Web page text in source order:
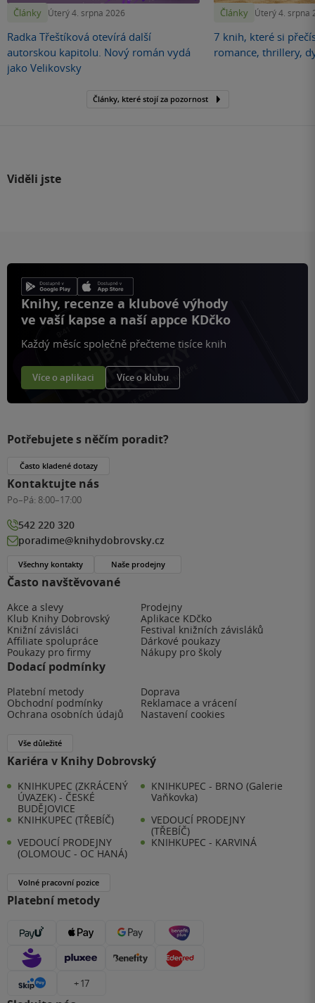
Články Úterý 4. srpna 2026
Radka Třeštíková otevírá další
autorskou kapitolu. Nový román vydá
jako Velikovsky
Články Úterý 4. srpna
7 knih, které si
romance, thrillery,
Články, které stojí za pozornost
Viděli jste
Knihy, recenze a klubové výhody
ve vaší kapse a naší appce KDčko
Každý měsíc společně přečteme tisíce knih
Více o aplikaci Více o klubu
Často navštěvované
Akce a slevy
Prodejny
Klub Knihy Dobrovský
Aplikace KDčko
Knižní závisláci
Festival knižních závisláků
Affiliate spolupráce
Dárkové poukazy
Poukazy pro firmy
Nákupy pro školy
Dodací podmínky
Platební metody
Doprava
Obchodní podmínky
Reklamace a vrácení
Ochrana osobních údajů
Nastavení cookies
Vše důležité
Kariéra v Knihy Dobrovský
KNIHKUPEC (ZKRÁCENÝ
ÚVAZEK) - ČESKÉ
BUDĚJOVICE
KNIHKUPEC - BRNO (Galerie
Vaňkovka)
KNIHKUPEC (TŘEBÍČ)
VEDOUCÍ PRODEJNY
(TŘEBÍČ)
VEDOUCÍ PRODEJNY
(OLOMOUC - OC HANÁ)
KNIHKUPEC - KARVINÁ
Volné pracovní pozice
Platební metody
+ 17
Potřebujete s něčím poradit?
Často kladené dotazy
Kontaktujte nás
Po–Pá: 8:00–17:00
542 220 320
poradime@knihydobrovsky.cz
Všechny kontakty Naše prodejny